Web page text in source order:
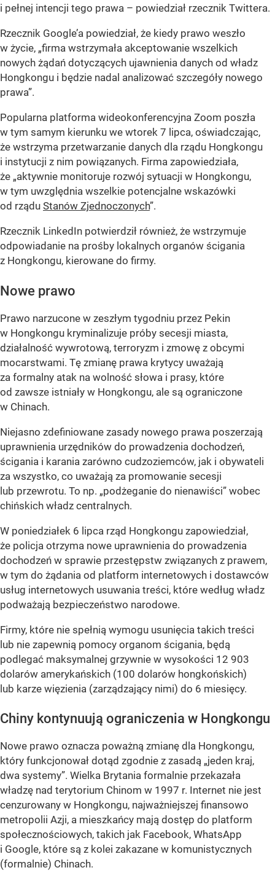
i pełnej intencji tego prawa – powiedział rzecznik Twittera.
Rzecznik Google’a powiedział, że kiedy prawo weszło
w życie, „firma wstrzymała akceptowanie wszelkich
nowych żądań dotyczących ujawnienia danych od władz
Hongkongu i będzie nadal analizować szczegóły nowego
prawa”.
Popularna platforma wideokonferencyjna Zoom poszła
w tym samym kierunku we wtorek 7 lipca, oświadczając,
że wstrzyma przetwarzanie danych dla rządu Hongkongu
i instytucji z nim powiązanych. Firma zapowiedziała,
że „aktywnie monitoruje rozwój sytuacji w Hongkongu,
w tym uwzględnia wszelkie potencjalne wskazówki
od rządu Stanów Zjednoczonych”.
Rzecznik LinkedIn potwierdził również, że wstrzymuje
odpowiadanie na prośby lokalnych organów ścigania
z Hongkongu, kierowane do firmy.
Nowe prawo
Prawo narzucone w zeszłym tygodniu przez Pekin
w Hongkongu kryminalizuje próby secesji miasta,
działalność wywrotową, terroryzm i zmowę z obcymi
mocarstwami. Tę zmianę prawa krytycy uważają
za formalny atak na wolność słowa i prasy, które
od zawsze istniały w Hongkongu, ale są ograniczone
w Chinach.
Niejasno zdefiniowane zasady nowego prawa poszerzają
uprawnienia urzędników do prowadzenia dochodzeń,
ścigania i karania zarówno cudzoziemców, jak i obywateli
za wszystko, co uważają za promowanie secesji
lub przewrotu. To np. „podżeganie do nienawiści” wobec
chińskich władz centralnych.
W poniedziałek 6 lipca rząd Hongkongu zapowiedział,
że policja otrzyma nowe uprawnienia do prowadzenia
dochodzeń w sprawie przestępstw związanych z prawem,
w tym do żądania od platform internetowych i dostawców
usług internetowych usuwania treści, które według władz
podważają bezpieczeństwo narodowe.
Firmy, które nie spełnią wymogu usunięcia takich treści
lub nie zapewnią pomocy organom ścigania, będą
podlegać maksymalnej grzywnie w wysokości 12 903
dolarów amerykańskich (100 dolarów hongkońskich)
lub karze więzienia (zarządzający nimi) do 6 miesięcy.
Chiny kontynuują ograniczenia w Hongkongu
Nowe prawo oznacza poważną zmianę dla Hongkongu,
który funkcjonował dotąd zgodnie z zasadą „jeden kraj,
dwa systemy”. Wielka Brytania formalnie przekazała
władzę nad terytorium Chinom w 1997 r. Internet nie jest
cenzurowany w Hongkongu, najważniejszej finansowo
metropolii Azji, a mieszkańcy mają dostęp do platform
społecznościowych, takich jak Facebook, WhatsApp
i Google, które są z kolei zakazane w komunistycznych
(formalnie) Chinach.